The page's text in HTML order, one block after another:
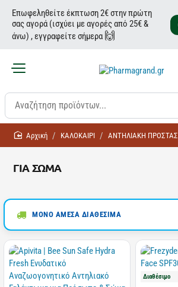
Επωφεληθείτε έκπτωση 2€ στην πρώτη
σας αγορά (ισχύει με αγορές από 25€ &
άνω) , εγγραφείτε σήμερα 🙌
ΓΙΑ ΣΩΜΑ
homeΚΑΛΟΚΑΙΡΙ ΑΝΤΗΛΙΑΚH
ΜΟΝΟ ΑΜΕΣΑ ΔΙΑΘΕΣΙΜΑ
Διαθέσιμο